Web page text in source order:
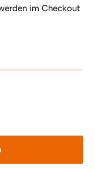
im Checkout